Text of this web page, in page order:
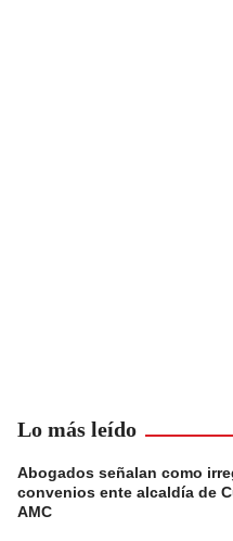
Lo más leído
Abogados señalan como
convenios ente alcaldía de
AMC